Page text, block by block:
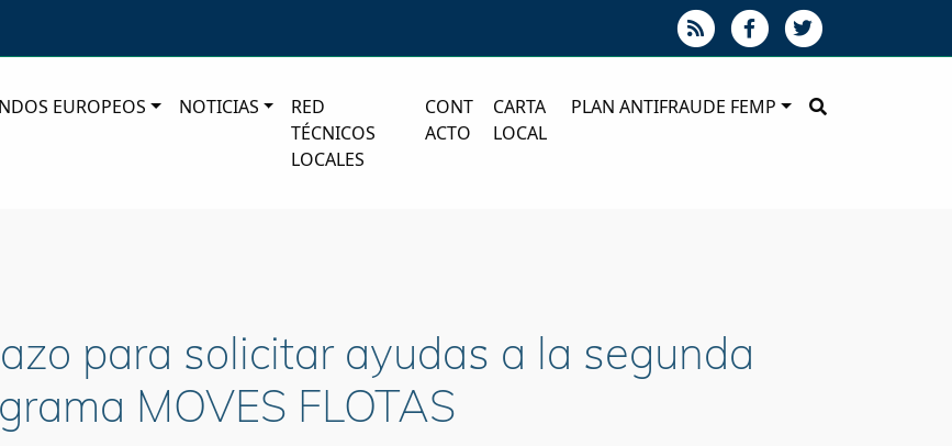
EUROPEOS NOTICIAS
RED
TÉCNICOS
LOCALES
CONT
ACTO
CARTA
LOCAL
PLAN ANTIFRAUDE FEMP
para solicitar ayudas a la segunda
MOVES FLOTAS